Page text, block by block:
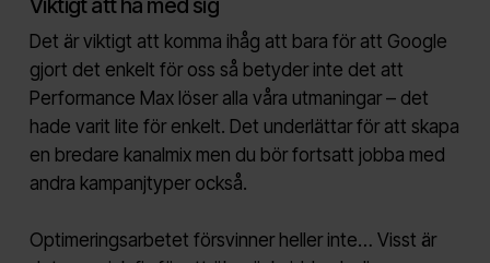
Viktigt att ha med sig
Det är viktigt att komma ihåg att bara för att Google
gjort det enkelt för oss så betyder inte det att
Performance Max löser alla våra utmaningar – det
hade varit lite för enkelt. Det underlättar för att skapa
en bredare kanalmix men du bör fortsatt jobba med
andra kampanjtyper också.
Optimeringsarbetet försvinner heller inte… Visst är